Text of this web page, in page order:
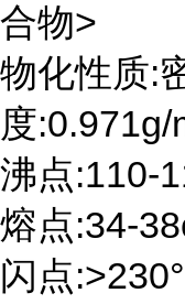
合物>
物化性质:
度
沸点:110-
熔点:34-
闪点